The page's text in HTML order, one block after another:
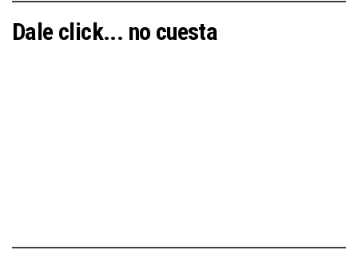
Dale click... no cuesta